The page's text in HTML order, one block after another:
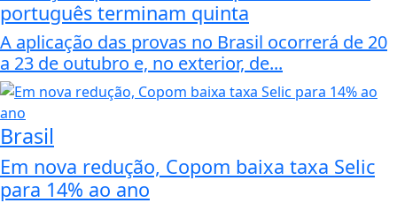
português terminam quinta
A aplicação das provas no Brasil ocorrerá de 20
a 23 de outubro e, no exterior, de...
Brasil
Em nova redução, Copom baixa taxa Selic
para 14% ao ano